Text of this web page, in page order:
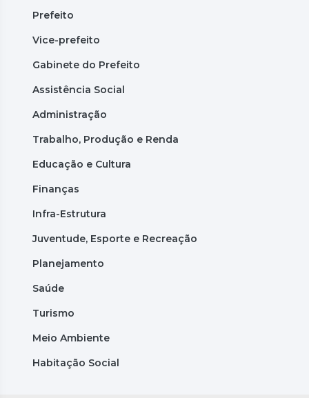
Prefeito
Vice-prefeito
Gabinete do Prefeito
Assistência Social
Administração
Trabalho, Produção e Renda
Educação e Cultura
Finanças
Infra-Estrutura
Juventude, Esporte e Recreação
Planejamento
Saúde
Turismo
Meio Ambiente
Habitação Social